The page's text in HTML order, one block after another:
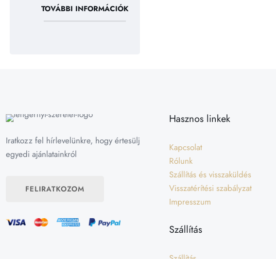
TOVÁBBI INFORMÁCIÓK
Iratkozz fel hírlevelünkre, hogy értesülj
egyedi ajánlatainkról
FELIRATKOZOM
Hasznos linkek
Kapcsolat
Rólunk
Szállítás és visszaküldés
Visszatérítési szabályzat
Impresszum
Szállítás